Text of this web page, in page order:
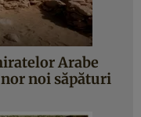
Arabe
noi săpături